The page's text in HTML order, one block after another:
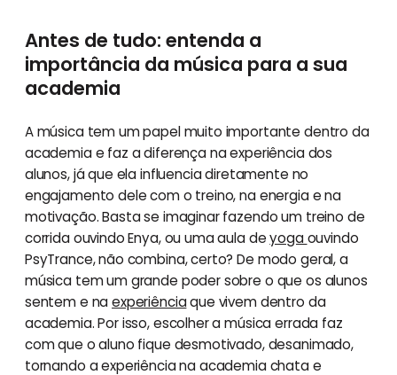
Antes de tudo: entenda a
importância da música para a sua
academia
A música tem um papel muito importante dentro da
academia e faz a diferença na experiência dos
alunos, já que ela influencia diretamente no
engajamento dele com o treino, na energia e na
motivação. Basta se imaginar fazendo um treino de
corrida ouvindo Enya, ou uma aula deyogaouvindo
PsyTrance, não combina, certo? De modo geral, a
música tem um grande poder sobre o que os alunos
sentem e naexperiênciaque vivem dentro da
academia. Por isso, escolher a música errada faz
com que o aluno fique desmotivado, desanimado,
tornando a experiência na academia chata e